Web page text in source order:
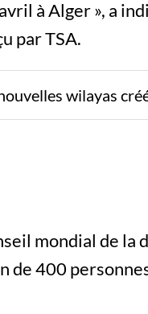
à Alger », a
par TSA.
wilayas
mondial de la
de 400